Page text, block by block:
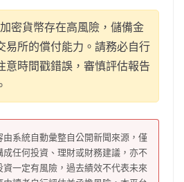
密貨幣存在高風險，儲備金
易所的償付能力。請務必自行
意時間戳錯誤，審慎評估報告
由系統自動彙整自公開新聞來源，僅
任何投資、理財或財務建議，亦不
一定有風險，過去績效不代表未來